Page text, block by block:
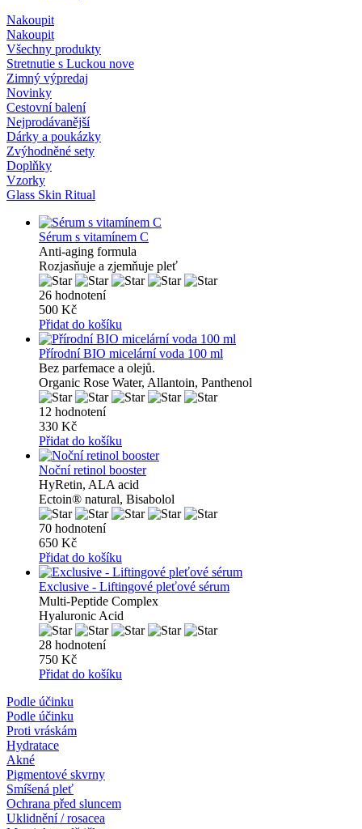
Nakoupit
Nakoupit
Všechny produkty
Stretnutie s Luckou nove
Zimný výpredaj
Novinky
Cestovní balení
Nejprodávanější
Dárky a poukázky
Zvýhodněné sety
Doplňky
Vzorky
Glass Skin Ritual
Sérum s vitamínem C
Anti-aging formula
Rozjasňuje a zjemňuje pleť
26 hodnotení
500 Kč
Přidat do košíku
Přírodní BIO micelární voda 100 ml
Bez parfemace a olejů.
Organic Rose Water, Allantoin, Panthenol
12 hodnotení
330 Kč
Přidat do košíku
Noční retinol booster
HyRetin, ALA acid
Ectoin® natural, Bisabolol
70 hodnotení
650 Kč
Přidat do košíku
Exclusive - Liftingové pleťové sérum
Multi-Peptide Complex
Hyaluronic Acid
28 hodnotení
750 Kč
Přidat do košíku
Podle účinku
Podle účinku
Proti vráskám
Hydratace
Akné
Pigmentové skvrny
Smíšená pleť
Ochrana před sluncem
Uklidnění / rosacea